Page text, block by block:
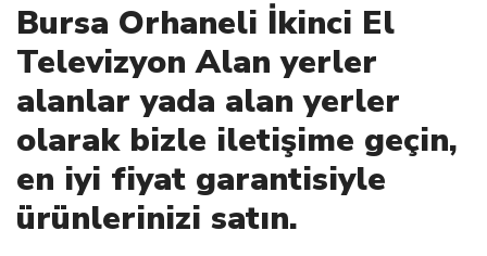
Bursa Orhaneli İkinci El
Televizyon Alan yerler
alanlar yada alan yerler
olarak bizle iletişime geçin,
en iyi fiyat garantisiyle
ürünlerinizi satın.